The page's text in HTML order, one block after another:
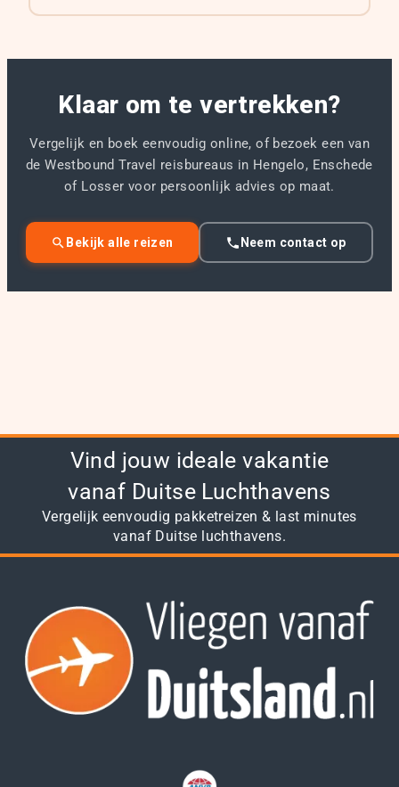
Klaar om te vertrekken?
Vergelijk en boek eenvoudig online, of bezoek een van
de Westbound Travel reisbureaus in Hengelo, Enschede
of Losser voor persoonlijk advies op maat.
Bekijk alle reizen Neem contact op
Vind jouw ideale vakantie
vanaf Duitse Luchthavens
Vergelijk eenvoudig pakketreizen & last minutes
vanaf Duitse luchthavens.